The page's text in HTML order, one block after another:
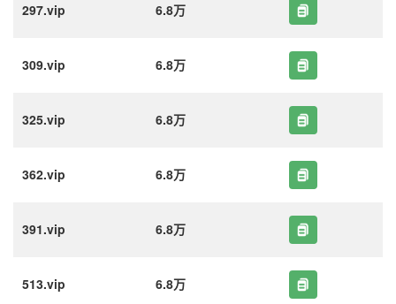
297.vip 6.8万
309.vip 6.8万
325.vip 6.8万
362.vip 6.8万
391.vip 6.8万
513.vip 6.8万